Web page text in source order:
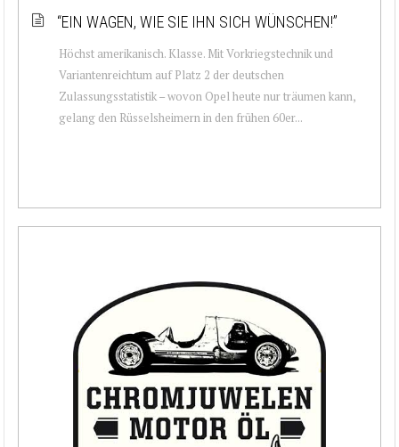
“EIN WAGEN, WIE SIE IHN SICH WÜNSCHEN!”
Höchst amerikanisch. Klasse. Mit Vorkriegstechnik und
Variantenreichtum auf Platz 2 der deutschen
Zulassungsstatistik – wovon Opel heute nur träumen kann,
gelang den Rüsselsheimern in den frühen 60er...